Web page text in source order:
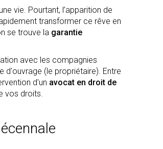
vie. Pourtant, l’apparition de
transformer ce rêve en
se trouve la garantie
avec les compagnies
d'ouvrage (le propriétaire). Entre
d'un avocat en droit de
vos droits.